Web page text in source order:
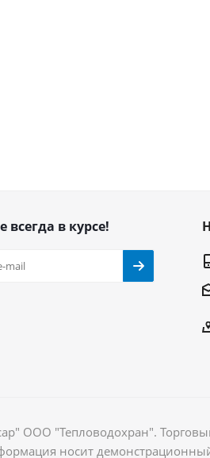
всегда в курсе!
ООО "Тепловодохран".
носит